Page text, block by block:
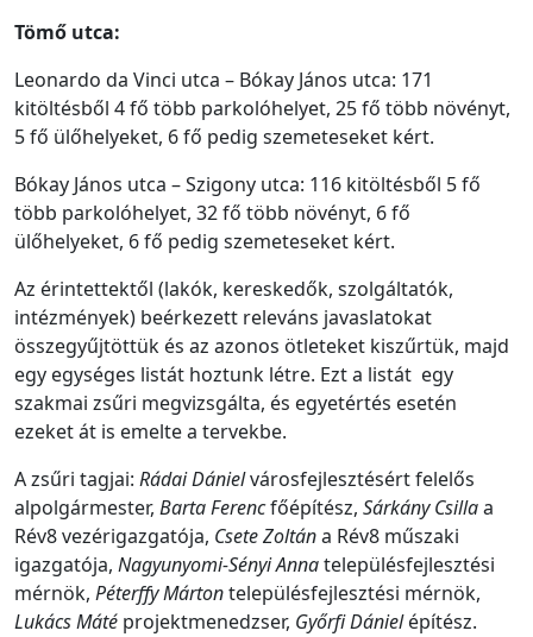
Tömő utca:
Leonardo da Vinci utca – Bókay János utca: 171
kitöltésből 4 fő több parkolóhelyet, 25 fő több növényt,
5 fő ülőhelyeket, 6 fő pedig szemeteseket kért.
Bókay János utca – Szigony utca: 116 kitöltésből 5 fő
több parkolóhelyet, 32 fő több növényt, 6 fő
ülőhelyeket, 6 fő pedig szemeteseket kért.
Az érintettektől (lakók, kereskedők, szolgáltatók,
intézmények) beérkezett releváns javaslatokat
összegyűjtöttük és az azonos ötleteket kiszűrtük, majd
egy egységes listát hoztunk létre. Ezt a listát egy
szakmai zsűri megvizsgálta, és egyetértés esetén
ezeket át is emelte a tervekbe.
A zsűri tagjai: Rádai Dánielvárosfejlesztésért felelős
alpolgármester, Barta Ferencfőépítész, Sárkány Csillaa
Rév8 vezérigazgatója, Csete Zoltána Rév8 műszaki
igazgatója, Nagyunyomi-Sényi Annatelepülésfejlesztési
mérnök, Péterffy Mártontelepülésfejlesztési mérnök,
Lukács Máté projektmenedzser, Győrfi Dánielépítész.